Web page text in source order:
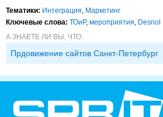
Тематики: Интеграция, Маркетинг
Ключевые слова: ТОиР, мероприятия, Desnol
А ЗНАЕТЕ ЛИ ВЫ, ЧТО:
Прдовижение сайтов Санкт-Петербург